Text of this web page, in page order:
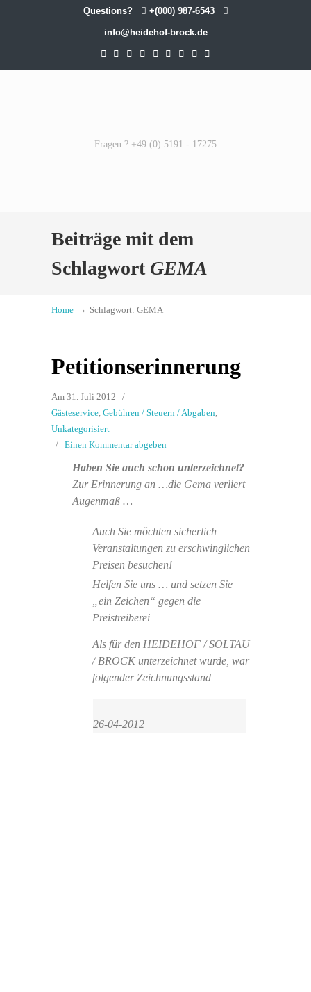
Questions? +(000) 987-6543
info@heidehof-brock.de
Fragen ? +49 (0) 5191 - 17275
Beiträge mit dem
Schlagwort GEMA
Home → Schlagwort: GEMA
Petitionserinnerung
Am 31. Juli 2012
/
Gästeservice, Gebühren / Steuern / Abgaben,
Unkategorisiert
/ Einen Kommentar abgeben
Haben Sie auch schon unterzeichnet?
Zur Erinnerung an …die Gema verliert
Augenmaß …
Auch Sie möchten sicherlich
Veranstaltungen zu erschwinglichen
Preisen besuchen!
Helfen Sie uns … und setzen Sie
„ein Zeichen“ gegen die
Preistreiberei
Als für den HEIDEHOF / SOLTAU
/ BROCK unterzeichnet wurde, war
folgender Zeichnungsstand
26-04-2012